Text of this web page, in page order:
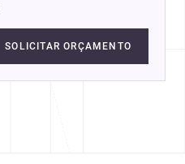
SOLICITAR ORÇAMENTO